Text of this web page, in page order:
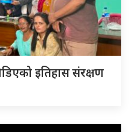
इतिहास संरक्षण